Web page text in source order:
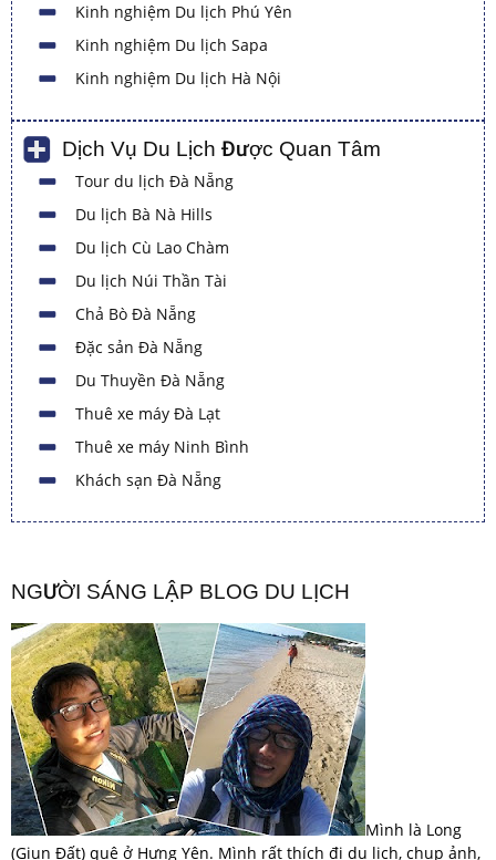
Kinh nghiệm Du lịch Phú Yên
Kinh nghiệm Du lịch Sapa
Kinh nghiệm Du lịch Hà Nội
Dịch Vụ Du Lịch Được Quan Tâm
Tour du lịch Đà Nẵng
Du lịch Bà Nà Hills
Du lịch Cù Lao Chàm
Du lịch Núi Thần Tài
Chả Bò Đà Nẵng
Đặc sản Đà Nẵng
Du Thuyền Đà Nẵng
Thuê xe máy Đà Lạt
Thuê xe máy Ninh Bình
Khách sạn Đà Nẵng
NGƯỜI SÁNG LẬP BLOG DU LỊCH
Mình là Long
(Giun Đất) quê ở Hưng Yên. Mình rất thích đi du lịch, chụp ảnh,